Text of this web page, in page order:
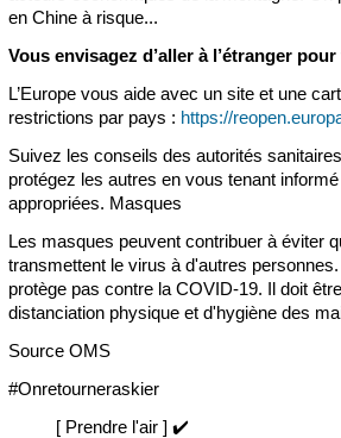
en Chine à risque...
Vous envisagez d’aller à l’étranger
L’Europe vous aide avec un site et une
restrictions par pays : https://
Suivez les conseils des autorités
protégez les autres en vous tenant
appropriées. Masques
Les masques peuvent contribuer à éviter
transmettent le virus à d'autres
protège pas contre la COVID-19. Il doit
distanciation physique et d'hygiène des
Source OMS
#Onretourneraskier
[ Prendre l'air ] ✔️